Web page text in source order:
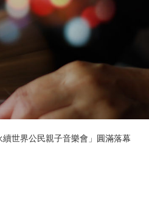
世界公民親子音樂會」圓滿落幕